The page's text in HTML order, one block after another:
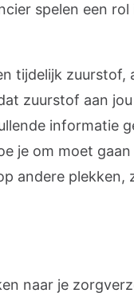
spelen een rol
tijdelijk zuurstof,
zuurstof aan
informatie
je om moet
andere plekken,
naar je